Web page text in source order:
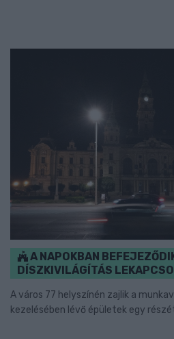
A NAPOKBAN
DÍSZKIVILÁGÍTÁS
A város 77 helyszínén zajlik a
kezelésében lévő épületek egy